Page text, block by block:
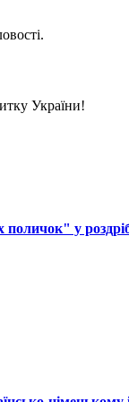
України!
у